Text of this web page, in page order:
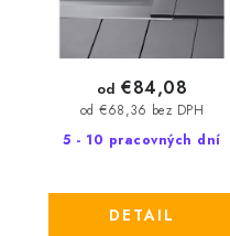
5 - 10 pracovných dní
od €68,36 bez DPH
od €84,08
DETAIL